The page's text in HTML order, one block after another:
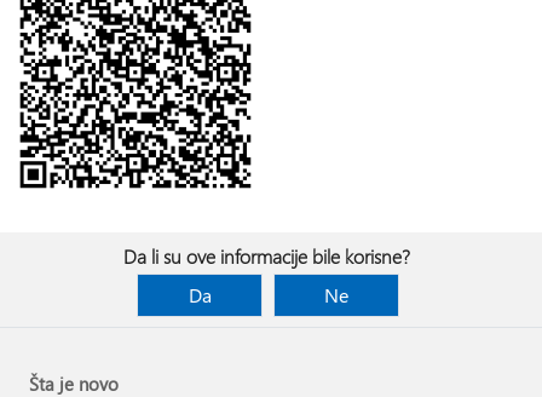
Da li su ove informacije bile korisne?
Da
Ne
Šta je novo